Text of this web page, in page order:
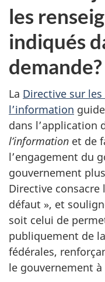
les
indiqués
demande?
La Directive sur
l’information
dans l’application
l’information et de
l’engagement du
gouvernement
Directive
défaut », et
soit celui de
publiquement de
fédérales,
le gouvernement à